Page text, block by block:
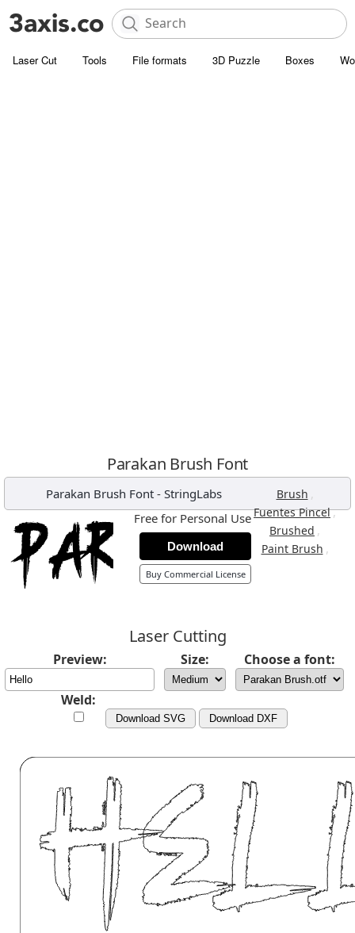
Laser Cut Tools File formats 3D Puzzle Boxes
Parakan Brush Font
Parakan Brush Font - StringLabs Brush ,
Fuentes Pincel,
Brushed ,
Paint Brush ,
Free for Personal Use
Download
Buy Commercial License
Laser Cutting
Preview: Size: Choose a font:
Weld:
Download SVG Download DXF